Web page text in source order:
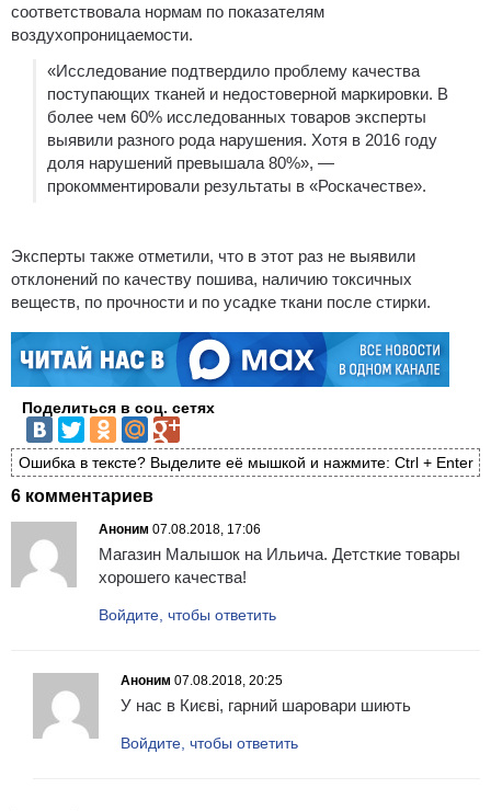
соответствовала нормам по показателям
воздухопроницаемости.
«Исследование подтвердило проблему качества
поступающих тканей и недостоверной маркировки. В
более чем 60% исследованных товаров эксперты
выявили разного рода нарушения. Хотя в 2016 году
доля нарушений превышала 80%», —
прокомментировали результаты в «Роскачестве».
Эксперты также отметили, что в этот раз не выявили
отклонений по качеству пошива, наличию токсичных
веществ, по прочности и по усадке ткани после стирки.
Поделиться в соц. сетях
Ошибка в тексте? Выделите её мышкой и нажмите: Ctrl + Enter
6 комментариев
Аноним 07.08.2018, 17:06
Магазин Малышок на Ильича. Детсткие товары
хорошего качества!
Войдите, чтобы ответить
Аноним 07.08.2018, 20:25
У нас в Києві, гарний шаровари шиють
Войдите, чтобы ответить